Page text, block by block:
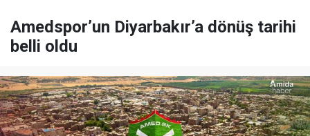
Amedspor’un Diyarbakır’a dönüş tarihi
belli oldu